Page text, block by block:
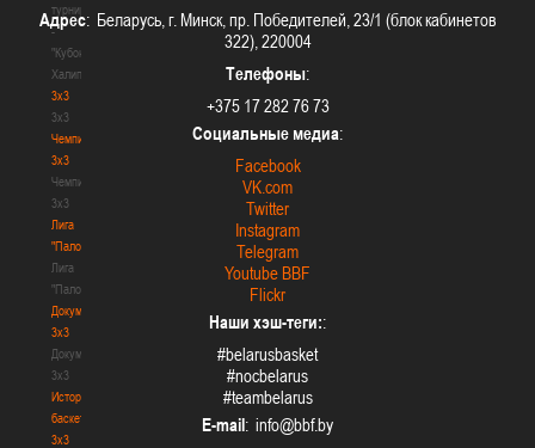
турнир
-
"Кубок
Халипского"
3x3
3x3
Чемпионат
3х3
Чемпионат
3х3
Лига
"Палова"
Лига
"Палова"
Документы
3х3
Документы
3х3
История
баскетбола
3х3
Адрес: Беларусь, г. Минск, пр. Победителей, 23/1 (блок кабинетов
322), 220004
Телефоны:
+375 17 282 76 73
Социальные медиа:
Facebook
VK.com
Twitter
Instagram
Telegram
Youtube BBF
Flickr
Наши хэш-теги::
#belarusbasket
#nocbelarus
#teambelarus
E-mail :